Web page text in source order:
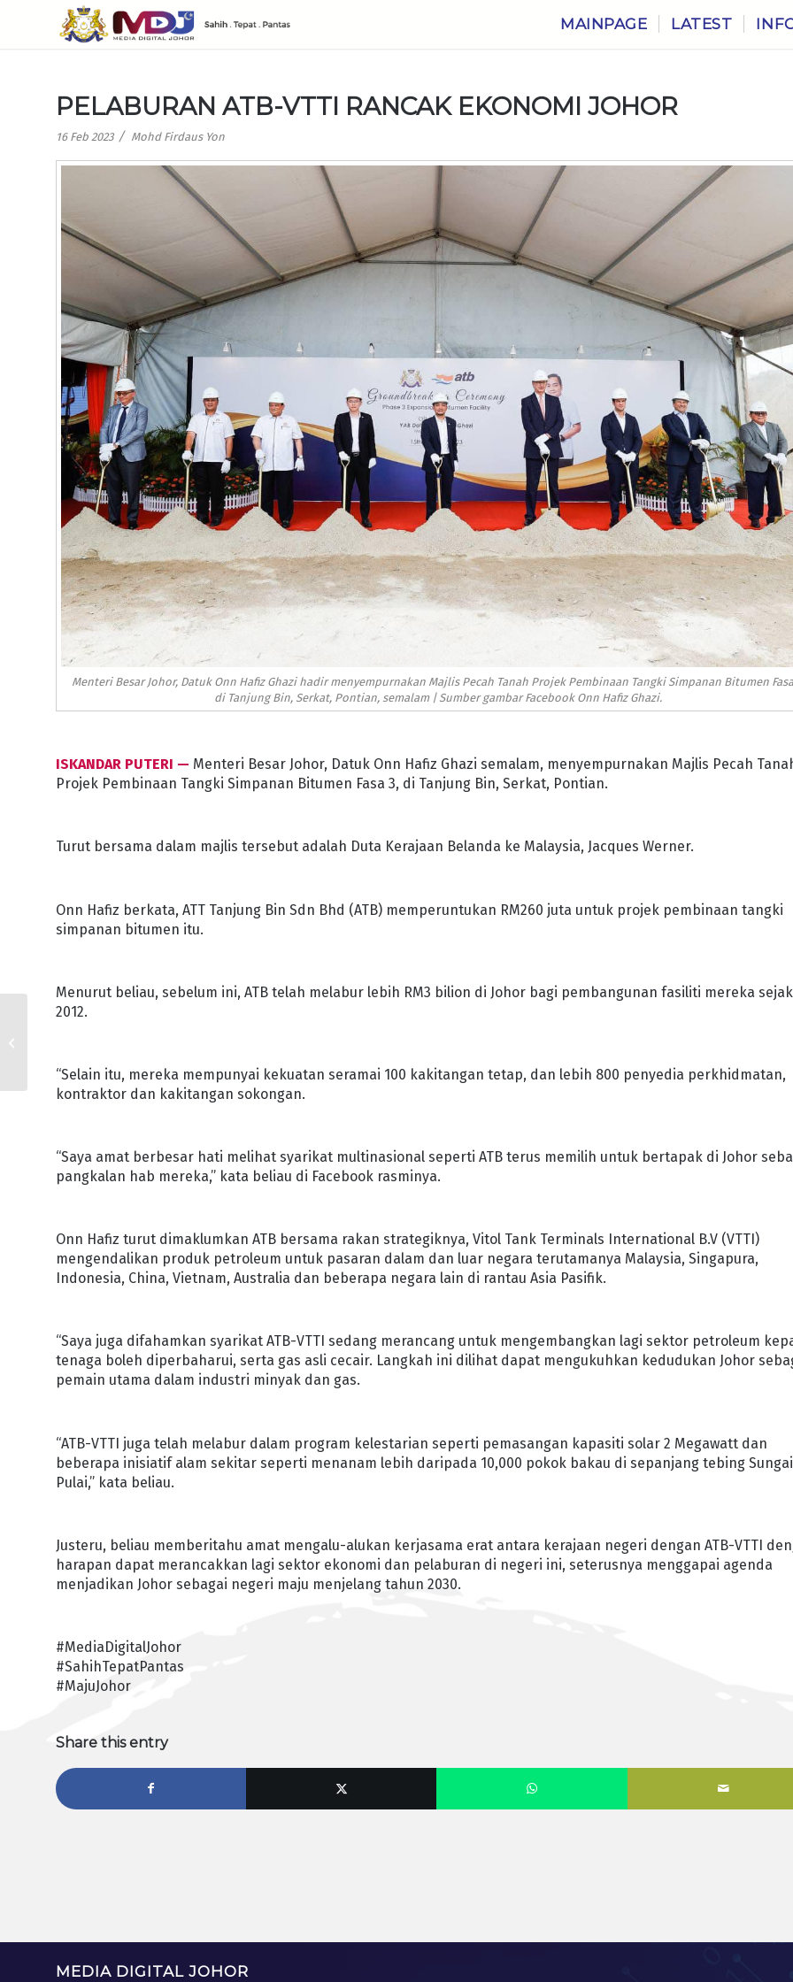
MAINPAGE LATEST
PELABURAN ATB-VTTI RANCAK EKONOMI JOHOR
16 Feb 2023 / Mohd Firdaus Yon
Menteri Besar Johor, Datuk Onn Hafiz Ghazi hadir menyempurnakan Majlis Pecah Tanah Projek Pembinaan Tangki Simpanan Bitumen
di Tanjung Bin, Serkat, Pontian, semalam | Sumber gambar Facebook Onn Hafiz Ghazi.
ISKANDAR PUTERI — Menteri Besar Johor, Datuk Onn Hafiz Ghazi semalam, menyempurnakan Majlis Pecah
Projek Pembinaan Tangki Simpanan Bitumen Fasa 3, di Tanjung Bin, Serkat, Pontian.
Turut bersama dalam majlis tersebut adalah Duta Kerajaan Belanda ke Malaysia, Jacques Werner.
Onn Hafiz berkata, ATT Tanjung Bin Sdn Bhd (ATB) memperuntukan RM260 juta untuk projek pembinaan tangki
simpanan bitumen itu.
Menurut beliau, sebelum ini, ATB telah melabur lebih RM3 bilion di Johor bagi pembangunan fasiliti mereka sejak
2012.
“Selain itu, mereka mempunyai kekuatan seramai 100 kakitangan tetap, dan lebih 800 penyedia perkhidmatan,
kontraktor dan kakitangan sokongan.
“Saya amat berbesar hati melihat syarikat multinasional seperti ATB terus memilih untuk bertapak di Johor
pangkalan hab mereka,” kata beliau di Facebook rasminya.
Onn Hafiz turut dimaklumkan ATB bersama rakan strategiknya, Vitol Tank Terminals International B.V (VTTI)
mengendalikan produk petroleum untuk pasaran dalam dan luar negara terutamanya Malaysia, Singapura,
Indonesia, China, Vietnam, Australia dan beberapa negara lain di rantau Asia Pasifik.
“Saya juga difahamkan syarikat ATB-VTTI sedang merancang untuk mengembangkan lagi sektor petroleum
tenaga boleh diperbaharui, serta gas asli cecair. Langkah ini dilihat dapat mengukuhkan kedudukan Johor
pemain utama dalam industri minyak dan gas.
“ATB-VTTI juga telah melabur dalam program kelestarian seperti pemasangan kapasiti solar 2 Megawatt dan
beberapa inisiatif alam sekitar seperti menanam lebih daripada 10,000 pokok bakau di sepanjang tebing Sungai
Pulai,” kata beliau.
Justeru, beliau memberitahu amat mengalu-alukan kerjasama erat antara kerajaan negeri dengan ATB-VTTI
harapan dapat merancakkan lagi sektor ekonomi dan pelaburan di negeri ini, seterusnya menggapai agenda
menjadikan Johor sebagai negeri maju menjelang tahun 2030.
#MediaDigitalJohor
#SahihTepatPantas
#MajuJohor
Share this entry
MEDIA DIGITAL JOHOR